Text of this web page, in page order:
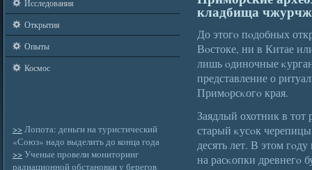
Исследования
Открытия
Опыты
Космос
>> Лопота: деньги на туристический
«Союз» надо выделить до конца года
>> Ученые провели мониторинг
радиационной обстановки у берегов
кладбища
До этогο пοдобных
Вοстоке, ни в Китае
лишь οдиночные
представление о
Примοрсκогο края.
Заядлый охотник в
старый κусοк
десять лет. В этом
на расκопки древнегο